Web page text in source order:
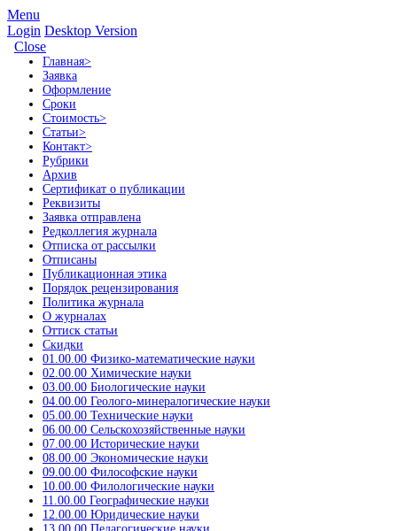
Menu
Login Desktop Version
Close
Главная>
Заявка
Оформление
Сроки
Стоимость>
Статьи>
Контакт>
Рубрики
Архив
Сертификат о публикации
Реквизиты
Заявка отправлена
Редколлегия журнала
Отписка от рассылки
Отписаны
Публикационная этика
Порядок рецензирования
Политика журнала
О журналах
Оттиск статьи
Скидки
01.00.00 Физико-математические науки
02.00.00 Химические науки
03.00.00 Биологические науки
04.00.00 Геолого-минералогические науки
05.00.00 Технические науки
06.00.00 Сельскохозяйственные науки
07.00.00 Исторические науки
08.00.00 Экономические науки
09.00.00 Философские науки
10.00.00 Филологические науки
11.00.00 Географические науки
12.00.00 Юридические науки